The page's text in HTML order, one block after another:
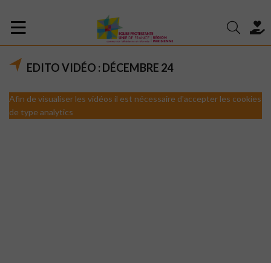
EDITO VIDÉO : DÉCEMBRE 24
Afin de visualiser les vidéos il est nécessaire d'accepter les cookies
de type analytics